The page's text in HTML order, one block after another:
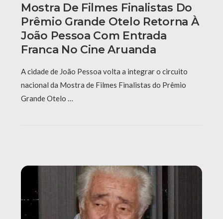
Mostra De Filmes Finalistas Do
Prêmio Grande Otelo Retorna À
João Pessoa Com Entrada
Franca No Cine Aruanda
A cidade de João Pessoa volta a integrar o circuito
nacional da Mostra de Filmes Finalistas do Prêmio
Grande Otelo …